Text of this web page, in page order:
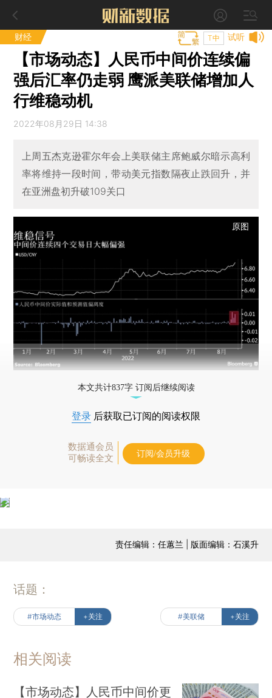
财经 试听
T中
【市场动态】人民币中间价连续偏
强后汇率仍走弱 鹰派美联储增加人
行维稳动机
2022年08月29日 14:38
上周五杰克逊霍尔年会上美联储主席鲍威尔暗示高利
率将维持一段时间，带动美元指数隔夜止跌回升，并
在亚洲盘初升破109关口
原图
本文共计837字 订阅后继续阅读
登录 后获取已订阅的阅读权限
数据通会员
可畅读全文
订阅/会员升级
责任编辑：任蕙兰 | 版面编辑：石溪升
话题：
#市场动态 +关注 #美联储 +关注
相关阅读
【市场动态】人民币中间价更